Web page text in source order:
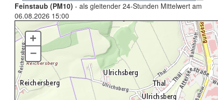
Feinstaub (PM10) - als gleitender 24-Stunden Mittelwert am
06.08.2026 15:00
+
–